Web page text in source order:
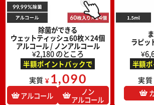
除菌ができる
ウェットティッシュ60枚×24個
アルコール / ノンアルコール
¥2,180 のところ
半額ポイントバックで
実質 ¥ 1,090
アルコール
ノン
アルコール
ラピッ
半額
実質